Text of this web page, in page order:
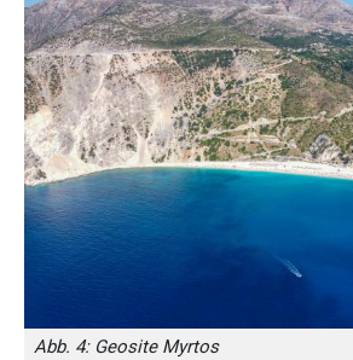
Abb. 4: Geosite Myrtos